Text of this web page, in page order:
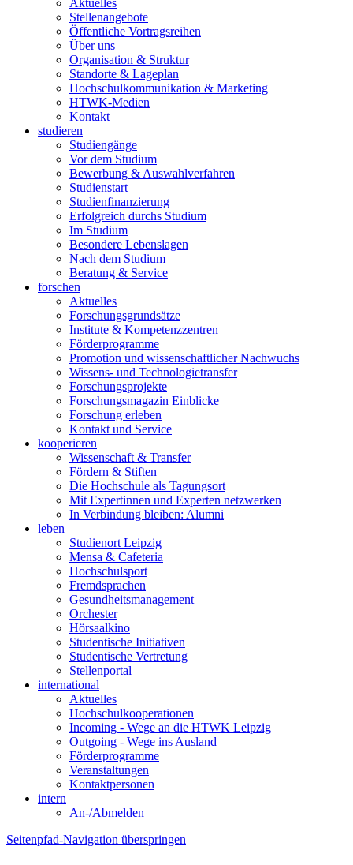
Aktuelles
Stellenangebote
Öffentliche Vortragsreihen
Über uns
Organisation & Struktur
Standorte & Lageplan
Hochschulkommunikation & Marketing
HTWK-Medien
Kontakt
studieren
Studiengänge
Vor dem Studium
Bewerbung & Auswahlverfahren
Studienstart
Studienfinanzierung
Erfolgreich durchs Studium
Im Studium
Besondere Lebenslagen
Nach dem Studium
Beratung & Service
forschen
Aktuelles
Forschungsgrundsätze
Institute & Kompetenzzentren
Förderprogramme
Promotion und wissenschaftlicher Nachwuchs
Wissens- und Technologietransfer
Forschungsprojekte
Forschungsmagazin Einblicke
Forschung erleben
Kontakt und Service
kooperieren
Wissenschaft & Transfer
Fördern & Stiften
Die Hochschule als Tagungsort
Mit Expertinnen und Experten netzwerken
In Verbindung bleiben: Alumni
leben
Studienort Leipzig
Mensa & Cafeteria
Hochschulsport
Fremdsprachen
Gesundheitsmanagement
Orchester
Hörsaalkino
Studentische Initiativen
Studentische Vertretung
Stellenportal
international
Aktuelles
Hochschulkooperationen
Incoming - Wege an die HTWK Leipzig
Outgoing - Wege ins Ausland
Förderprogramme
Veranstaltungen
Kontaktpersonen
intern
An-/Abmelden
Seitenpfad-Navigation überspringen